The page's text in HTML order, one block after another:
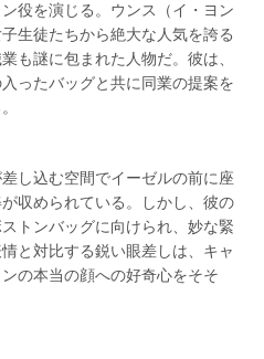
役を演じる。ウンス（イ・ヨン
生徒たちから絶大な人気を誇る
も謎に包まれた人物だ。彼は、
ったバッグと共に同業の提案を
し込む空間でイーゼルの前に座
収められている。しかし、彼の
トンバッグに向けられ、妙な緊
と対比する鋭い眼差しは、キャ
の本当の顔への好奇心をそそ